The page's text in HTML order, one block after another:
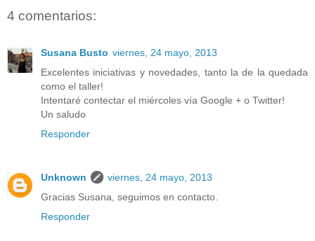
4 comentarios:
Susana Busto viernes, 24 mayo, 2013
Excelentes iniciativas y novedades, tanto la de la quedada
como el taller!
Intentaré contectar el miércoles vía Google + o Twitter!
Un saludo
Responder
Unknown
viernes, 24 mayo, 2013
Gracias Susana, seguimos en contacto.
Responder